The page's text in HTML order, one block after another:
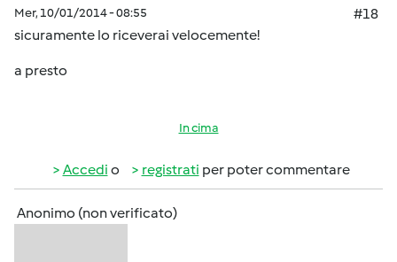
Mer, 10/01/2014 - 08:55
#18
sicuramente lo riceverai velocemente!
a presto
In cima
Accedi o registrati per poter commentare
Anonimo (non verificato)